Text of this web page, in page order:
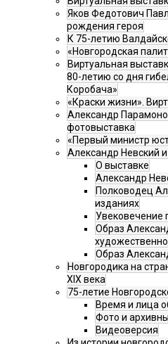
Яков Федотович
рождения героя
К 75-летию
«Новгородская
Виртуальная
80-летию со дня
Коробача»
«Краски жизни».
Александр
фотовыставка
«Первый министр
Александр Невский
О выставке
Александр
Полководец
изданиях
Увековечение
Образ
Образ
Новгородика на
XIX века
75-летие
Время и лица
Фото и
Видеоверсия